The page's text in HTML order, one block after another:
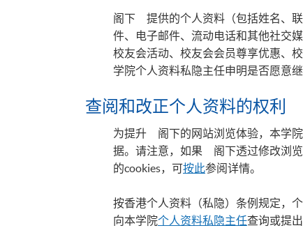
阁下 提供的个人资料（包括姓名、
件、电子邮件、流动电话和其他社交
校友会活动、校友会会员尊享优惠、
学院个人资料私隐主任申明是否愿意
查阅和改正个人资料的权利
为提升 阁下的网站浏览体验，本学
据。请注意，如果 阁下透过修改浏
的cookies，可按此参阅详情。
按香港个人资料（私隐）条例规定，
向本学院个人资料私隐主任查询或提